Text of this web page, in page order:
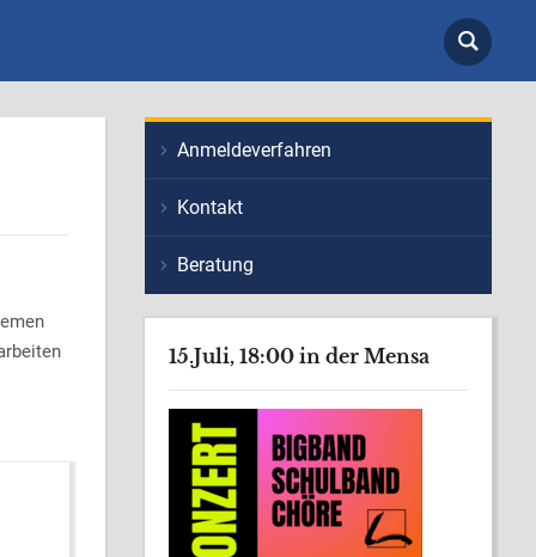
Anmeldeverfahren
Kontakt
Beratung
15.Juli, 18:00 in der Mensa